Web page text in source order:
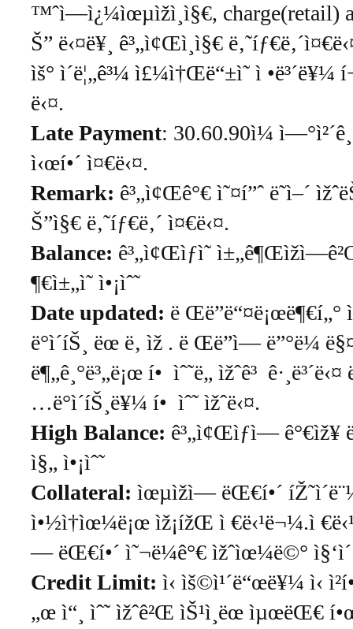
™ˆì—ì¿¼ìœµìžì¸ì§€, charge(retail)
Š” ë‹¤ë¥¸ ê³„ì¢Œì¸ì§€
ìš° ì´ë¦„ê³¼ ì£¼ì†Œë“±ì˜ ì •ë³´ë¥¼
ë‹¤.
Late Payment: 30.60.90ì¼
ì‹œí•´ ì¤€ë‹¤.
Remark: ê³„ì¢Œê°€ ì˜¤í”ˆ ë˜ì–´
Š”ì§€ ë‚˜íƒ€ë‚´ ì¤€ë‹¤.
Balance: ê³„ì¢Œìƒì˜
¶€ì±„ì˜ ì•¡ìˆ˜
Date updated: ë
ë°ì´íŠ¸ ëœ ë‚ ìž . ë Œë”ì— ë”°ë¼
ë¶„ê¸°ë³„ë¡œ í• ìˆ˜ë„ ìžˆê³
…ë°ì´íŠ¸ë¥¼ í• ìˆ˜ ìžˆë‹¤.
High Balance: ê³„ì¢Œìƒì— ê°€ìž¥
ì§„ ì•¡ìˆ˜
Collateral: ìœµìžì— ëŒ€í•´
ì•½ì†ìœ¼ë¡œ ìž¡ížŒ ì €ë‹¹ë¬¼.ì
— ëŒ€í•´ ì˜¬ë¼ê°€ ìžˆìœ¼ë©° ì§‘ì´
Credit Limit: ì‹ ìš©ì¹´ë“œë¥¼ ì‹
„œ ì“¸ ìˆ˜ ìžˆê²Œ ìŠ¹ì¸ëœ ìµœëŒ€